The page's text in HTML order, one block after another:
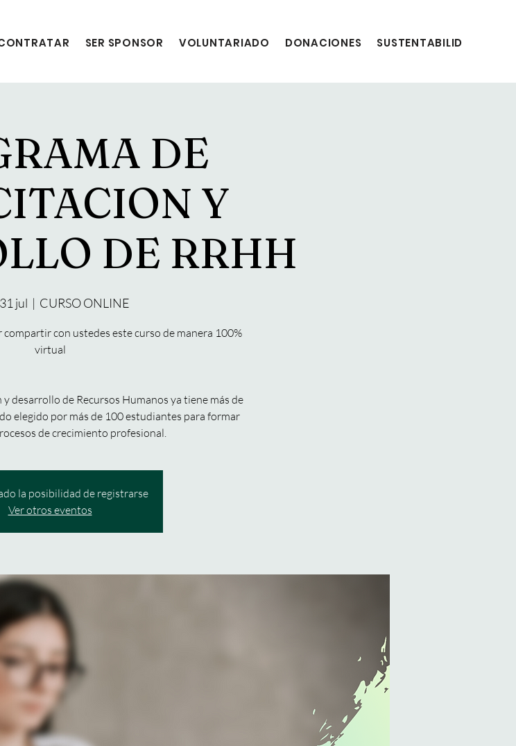
SER SPONSOR VOLUNTARIADO DONACIONES SUSTENTABILIDAD
DE
Y
DE RRHH
jul
  |
CURSO ONLINE
con ustedes este curso de manera 100%
virtual
desarrollo de Recursos Humanos ya tiene más de
elegido por más de 100 estudiantes para formar
de crecimiento profesional.
la posibilidad de registrarse
Ver otros eventos